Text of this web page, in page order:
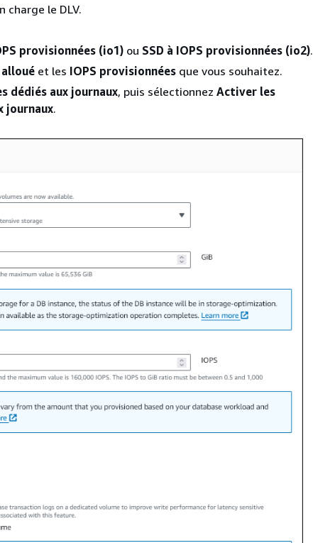
charge le DLV.
provisionnées (io1) ou SSD à IOPS provisionnées (io2).
et les IOPS provisionnées que vous souhaitez.
dédiés aux journaux, puis sélectionnez Activer les
journaux.